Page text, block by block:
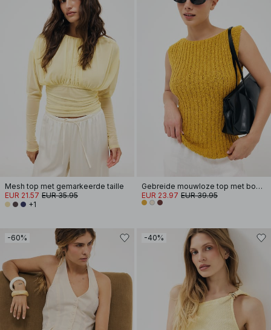
Mesh top met gemarkeerde taille
EUR 21.57 EUR 35.95
+1
Gebreide mouwloze top met boothals
EUR 23.97 EUR 39.95
-60% -40%